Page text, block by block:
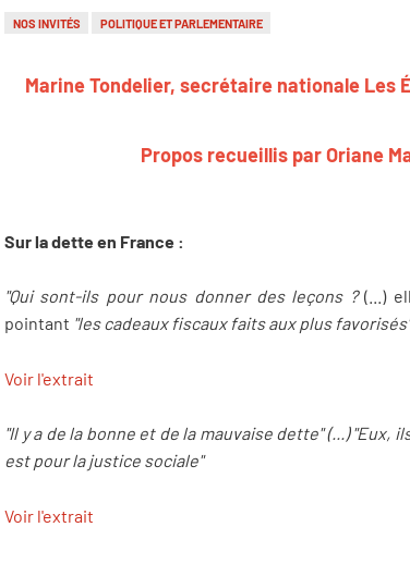
NOS INVITÉS POLITIQUE ET PARLEMENTAIRE
Marine Tondelier, secrétaire nationale Les
Propos recueillis par Oriane
Sur la dette en France :
"Qui sont-ils pour nous donner des leçons ?(...)
pointant "les cadeaux fiscaux faits aux plus favorisés"
Voir l'extrait
"Il y a de la bonne et de la mauvaise dette" (...)
est pour la justice sociale"
Voir l'extrait